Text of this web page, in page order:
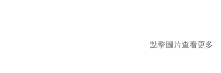
點擊圖片查看更多